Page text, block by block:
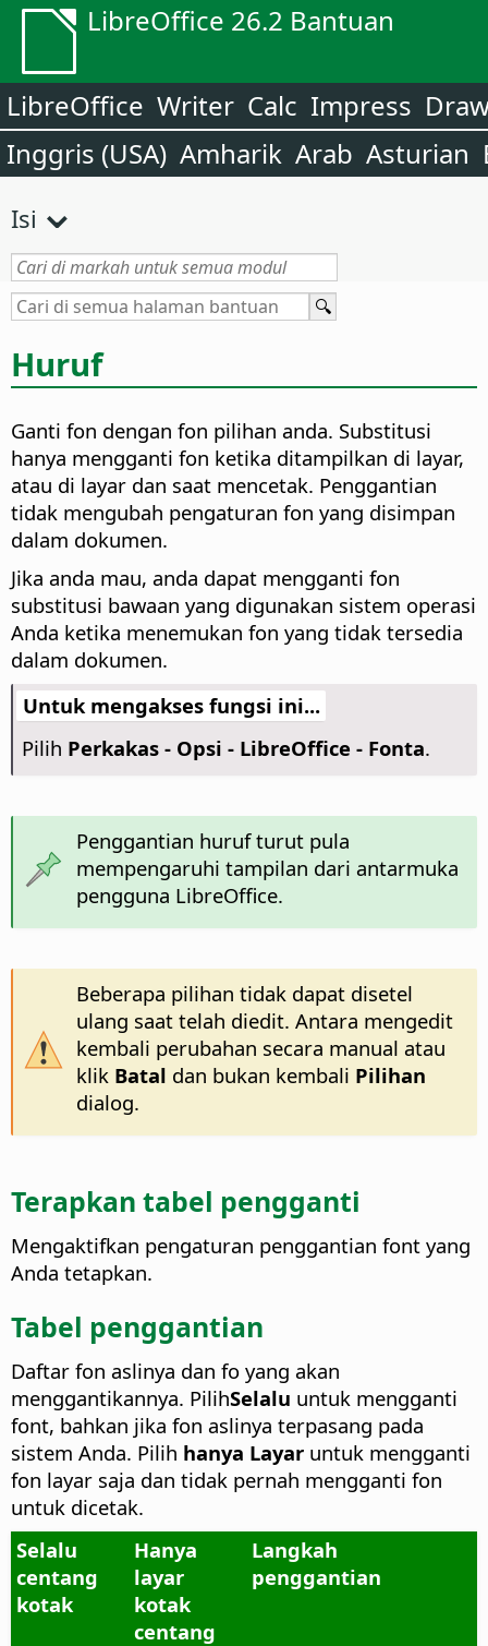
LibreOffice 26.2 Bantuan
LibreOffice Writer Calc Impress
Inggris (USA) Amharik Arab Asturian
Isi
Huruf
Ganti fon dengan fon pilihan anda. Substitusi
hanya mengganti fon ketika ditampilkan di layar,
atau di layar dan saat mencetak. Penggantian
tidak mengubah pengaturan fon yang disimpan
dalam dokumen.
Jika anda mau, anda dapat mengganti fon
substitusi bawaan yang digunakan sistem operasi
Anda ketika menemukan fon yang tidak tersedia
dalam dokumen.
Untuk mengakses fungsi ini...
Pilih Perkakas - Opsi - LibreOffice - Fonta.
Penggantian huruf turut pula
mempengaruhi tampilan dari antarmuka
pengguna LibreOffice.
Beberapa pilihan tidak dapat disetel
ulang saat telah diedit. Antara mengedit
kembali perubahan secara manual atau
klik Batal dan bukan kembali Pilihan
dialog.
Terapkan tabel pengganti
Mengaktifkan pengaturan penggantian font yang
Anda tetapkan.
Tabel penggantian
Daftar fon aslinya dan fo yang akan
menggantikannya. PilihSelalu untuk mengganti
font, bahkan jika fon aslinya terpasang pada
sistem Anda. Pilih hanya Layar untuk mengganti
fon layar saja dan tidak pernah mengganti fon
untuk dicetak.
Selalu
centang
kotak
Hanya
layar
kotak
centang
Langkah
penggantian